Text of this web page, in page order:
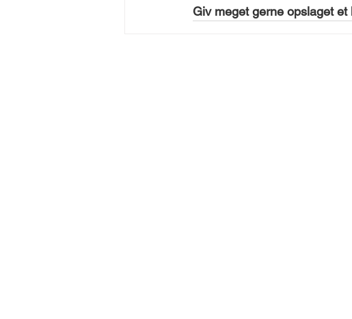
Giv meget gerne opslaget